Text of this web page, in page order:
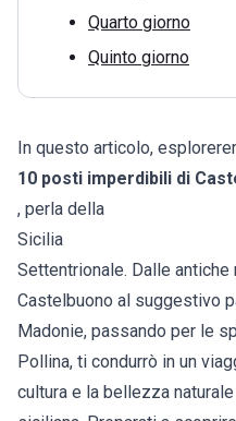
Quarto giorno
Quinto giorno
In questo articolo,
10 posti imperdibili di
, perla della
Sicilia
Settentrionale. Dalle
Castelbuono al suggestivo
Madonie, passando per le
Pollina, ti condurrò in un
cultura e la bellezza